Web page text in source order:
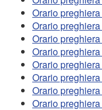
Orario
Orario
Orario
Orario
Orario
Orario
Orario
Orario